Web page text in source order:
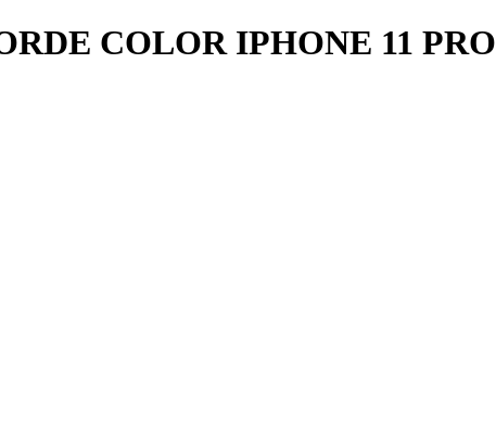
COLOR IPHONE 11 PRO